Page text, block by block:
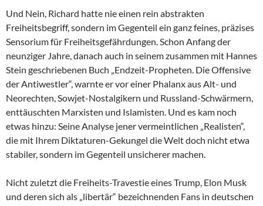
Und Nein, Richard hatte nie einen rein abstrakten
Freiheitsbegriff, sondern im Gegenteil ein ganz feines, präzises
Sensorium für Freiheitsgefährdungen. Schon Anfang der
neunziger Jahre, danach auch in seinem zusammen mit Hannes
Stein geschriebenen Buch „Endzeit-Propheten. Die Offensive
der Antiwestler“, warnte er vor einer Phalanx aus Alt- und
Neorechten, Sowjet-Nostalgikern und Russland-Schwärmern,
enttäuschten Marxisten und Islamisten. Und es kam noch
etwas hinzu: Seine Analyse jener vermeintlichen „Realisten“,
die mit Ihrem Diktaturen-Gekungel die Welt doch nicht etwa
stabiler, sondern im Gegenteil unsicherer machen.
Nicht zuletzt die Freiheits-Travestie eines Trump, Elon Musk
und deren sich als „libertär“ bezeichnenden Fans in deutschen